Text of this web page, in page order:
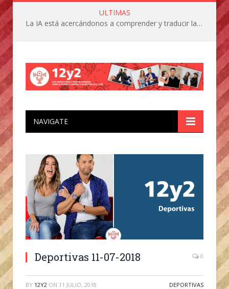
ULTIMAS
La IA está acercándonos a comprender y traducir las vocalizaciones y comportamientos de nuestras mascotas
NAVIGATE
Deportivas 11-07-2018 0
BY 12Y2 ON 11 JULIO, 2018 DEPORTIVAS